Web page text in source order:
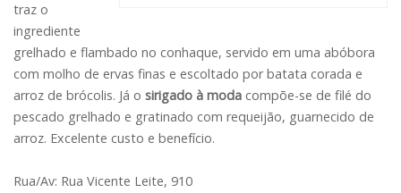
traz o
ingrediente
grelhado e flambado no conhaque, servido em uma abóbora
com molho de ervas finas e escoltado por batata corada e
arroz de brócolis. Já o sirigado à moda compõe-se de filé do
pescado grelhado e gratinado com requeijão, guarnecido de
arroz. Excelente custo e benefício.
Rua/Av: Rua Vicente Leite, 910